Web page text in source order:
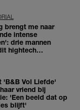
brengt me naar
intense
drie mannen
hightech
'B&B Vol Liefde'
vriend bij
'Een beeld dat op
blijft'